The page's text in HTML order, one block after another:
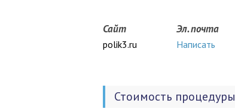
Сайт
polik3.ru
Эл. почта
Написать
Стоимость процедуры